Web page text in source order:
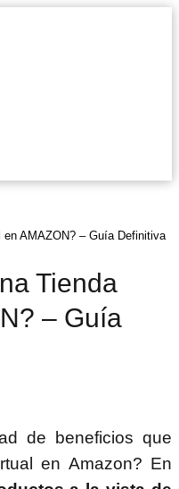
AMAZON? – Guía Definitiva
Tienda
– Guía
de beneficios que
en Amazon? En